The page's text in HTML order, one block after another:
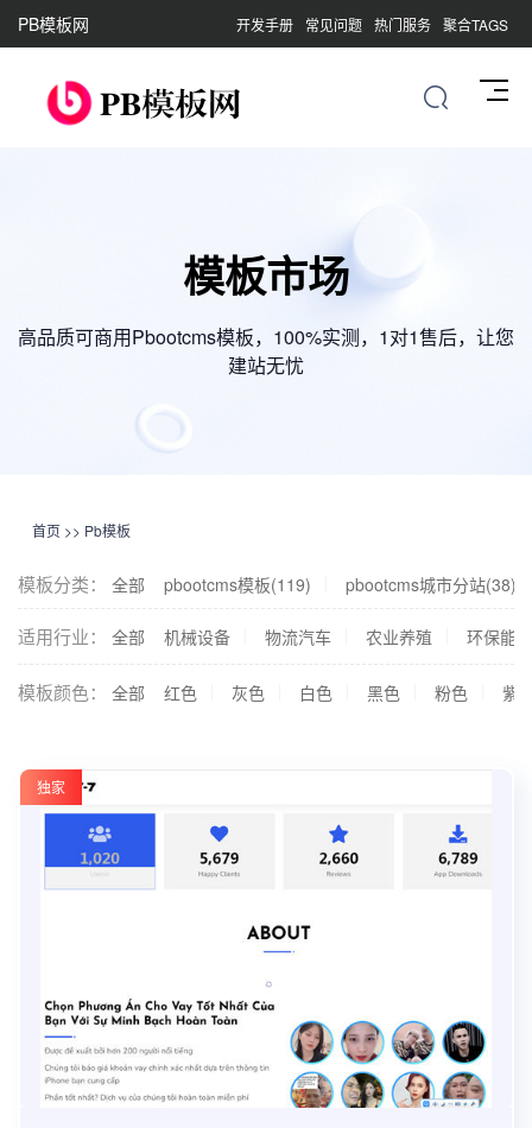
PB模板网 聚合TAGS
热门服务
常见问题
开发手册
模板市场
高品质可商用Pbootcms模板，100%实测，1对1售后，让您
建站无忧
首页 >> Pb模板
模板分类： 全部 pbootcms模板(119) pbootcms城市分站(38)
适用行业： 全部 机械设备 物流汽车 农业养殖 环保能源
模板颜色： 全部 红色 灰色 白色 黑色 粉色 紫
独家